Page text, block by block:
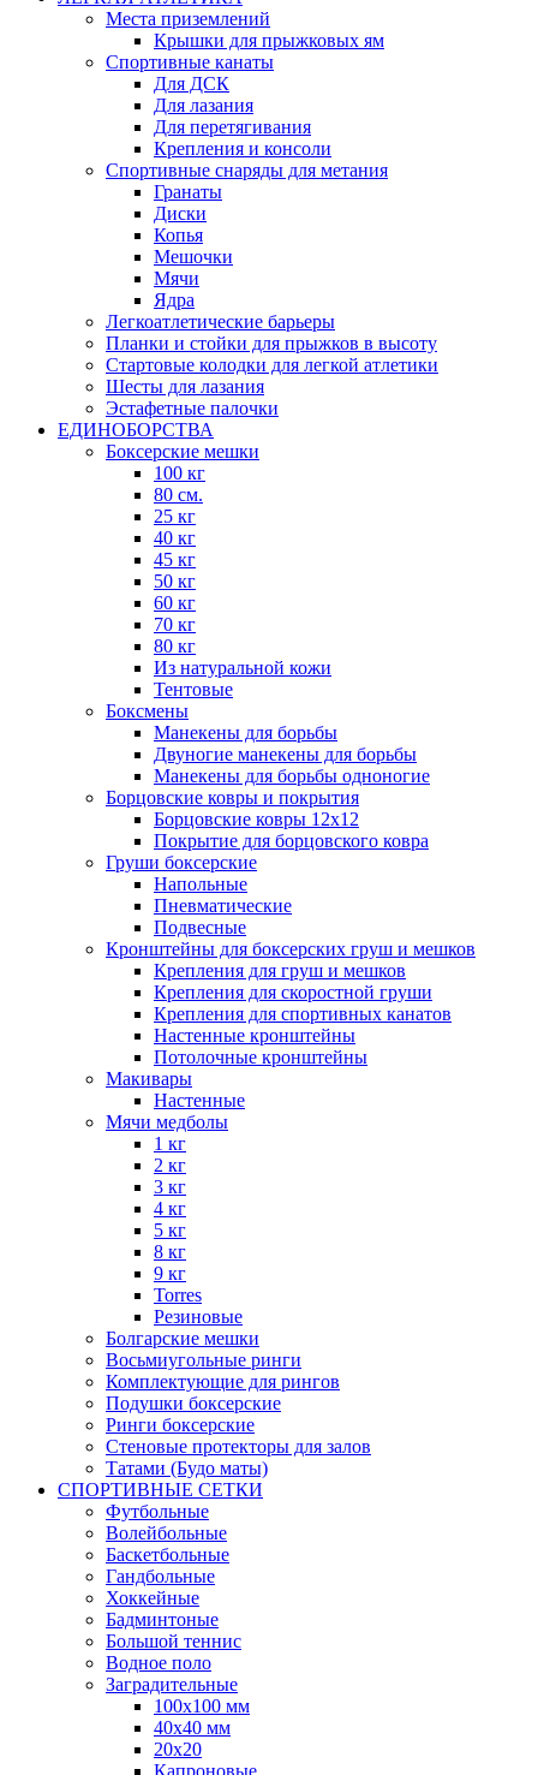
Места приземлений
Крышки для прыжковых ям
Спортивные канаты
Для ДСК
Для лазания
Для перетягивания
Крепления и консоли
Спортивные снаряды для метания
Гранаты
Диски
Копья
Мешочки
Мячи
Ядра
Легкоатлетические барьеры
Планки и стойки для прыжков в высоту
Стартовые колодки для легкой атлетики
Шесты для лазания
Эстафетные палочки
ЕДИНОБОРСТВА
Боксерские мешки
100 кг
80 см.
25 кг
40 кг
45 кг
50 кг
60 кг
70 кг
80 кг
Из натуральной кожи
Тентовые
Боксмены
Манекены для борьбы
Двуногие манекены для борьбы
Манекены для борьбы одноногие
Борцовские ковры и покрытия
Борцовские ковры 12х12
Покрытие для борцовского ковра
Груши боксерские
Напольные
Пневматические
Подвесные
Кронштейны для боксерских груш и мешков
Крепления для груш и мешков
Крепления для скоростной груши
Крепления для спортивных канатов
Настенные кронштейны
Потолочные кронштейны
Макивары
Настенные
Мячи медболы
1 кг
2 кг
3 кг
4 кг
5 кг
8 кг
9 кг
Torres
Резиновые
Болгарские мешки
Восьмиугольные ринги
Комплектующие для рингов
Подушки боксерские
Ринги боксерские
Стеновые протекторы для залов
Татами (Будо маты)
СПОРТИВНЫЕ СЕТКИ
Футбольные
Волейбольные
Баскетбольные
Гандбольные
Хоккейные
Бадминтоные
Большой теннис
Водное поло
Заградительные
100х100 мм
40х40 мм
20х20
Капроновые